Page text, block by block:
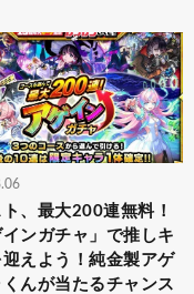
、最大200連無料！
インガチャ」で推しキ
迎えよう！純金製アゲ
くんが当たるチャンス